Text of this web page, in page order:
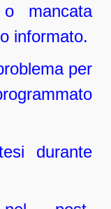
o mancata
informato.
per
durante